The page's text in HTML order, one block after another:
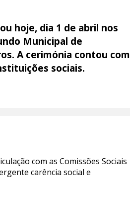
hoje, dia 1 de abril nos
Municipal de
A cerimónia contou com
sociais.
com as Comissões Sociais
carência social e